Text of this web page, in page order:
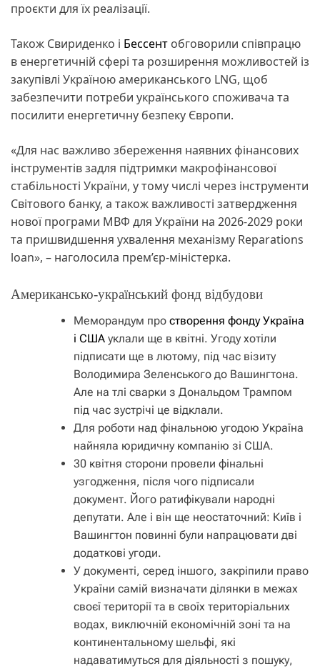
проєкти для їх реалізації.
Також Свириденко і Бессент обговорили співпрацю
в енергетичній сфері та розширення можливостей із
закупівлі Україною американського LNG, щоб
забезпечити потреби українського споживача та
посилити енергетичну безпеку Європи.
«Для нас важливо збереження наявних фінансових
інструментів задля підтримки макрофінансової
стабільності України, у тому числі через інструменти
Світового банку, а також важливості затвердження
нової програми МВФ для України на 2026-2029 роки
та пришвидшення ухвалення механізму Reparations
loan», – наголосила прем’єр-міністерка.
Американсько-український фонд відбудови
Меморандум про створення фонду Україна
і США уклали ще в квітні. Угоду хотіли
підписати ще в лютому, під час візиту
Володимира Зеленського до Вашингтона.
Але на тлі сварки з Дональдом Трампом
під час зустрічі це відклали.
Для роботи над фінальною угодою Україна
найняла юридичну компанію зі США.
30 квітня сторони провели фінальні
узгодження, після чого підписали
документ. Його ратифікували народні
депутати. Але і він ще неостаточний: Київ і
Вашингтон повинні були напрацювати дві
додаткові угоди.
У документі, серед іншого, закріпили право
України самій визначати ділянки в межах
своєї території та в своїх територіальних
водах, виключній економічній зоні та на
континентальному шельфі, які
надаватимуться для діяльності з пошуку,